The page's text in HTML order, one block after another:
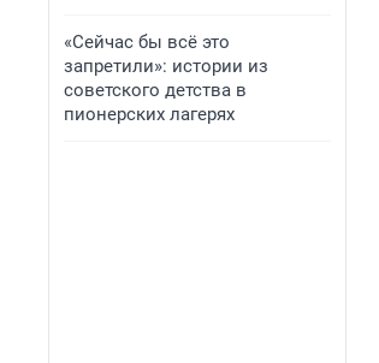
«Сейчас бы всё это
запретили»: истории из
советского детства в
пионерских лагерях